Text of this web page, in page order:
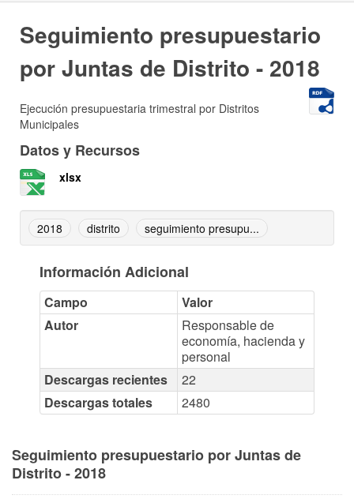
Acerca de
Seguimiento presupuestario
por Juntas de Distrito - 2018
Ejecución presupuestaria trimestral por Distritos
Municipales
Datos y Recursos
xlsx
2018 distrito seguimiento presupu...
Información Adicional
Campo
Valor
Autor
Responsable de
economía, hacienda y
personal
Descargas recientes
22
Descargas totales
2480
Seguimiento presupuestario por Juntas de
Distrito - 2018